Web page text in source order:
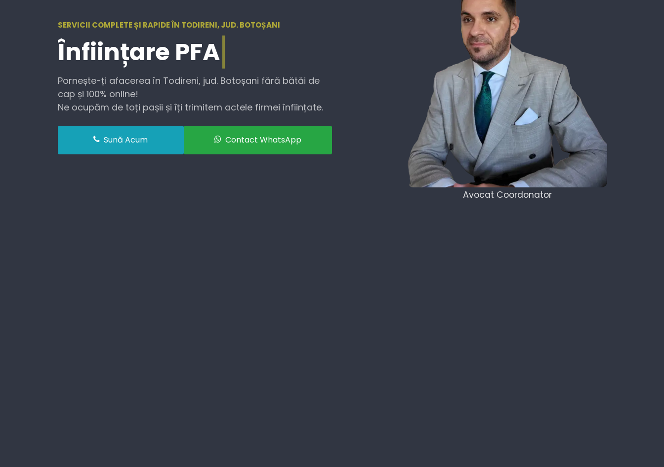
SERVICII COMPLETE ȘI RAPIDE ÎN TODIRENI, JUD. BOTOȘANI
Înființare PFA
Pornește-ți afacerea în Todireni, jud. Botoșani fără bătăi de
cap și 100% online!
Ne ocupăm de toți pașii și îți trimitem actele firmei înființate.
Sună Acum Contact WhatsApp
Avocat Coordonator